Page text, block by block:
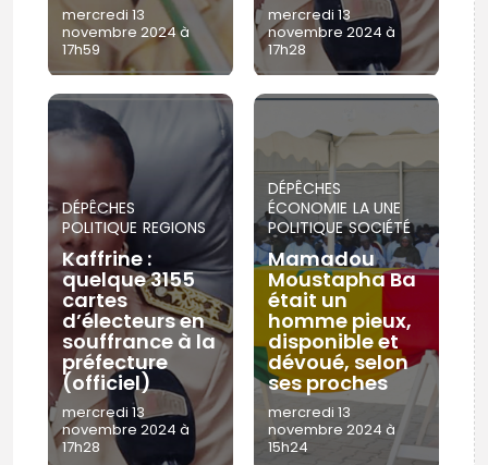
mercredi 13
novembre 2024 à
17h59
mercredi 13
novembre 2024 à
17h28
DÉPÊCHES
POLITIQUE REGIONS
Kaffrine :
quelque 3155
cartes
d’électeurs en
souffrance à la
préfecture
(officiel)
mercredi 13
novembre 2024 à
17h28
DÉPÊCHES
ÉCONOMIE LA UNE
POLITIQUE SOCIÉTÉ
Mamadou
Moustapha Ba
était un
homme pieux,
disponible et
dévoué, selon
ses proches
mercredi 13
novembre 2024 à
15h24